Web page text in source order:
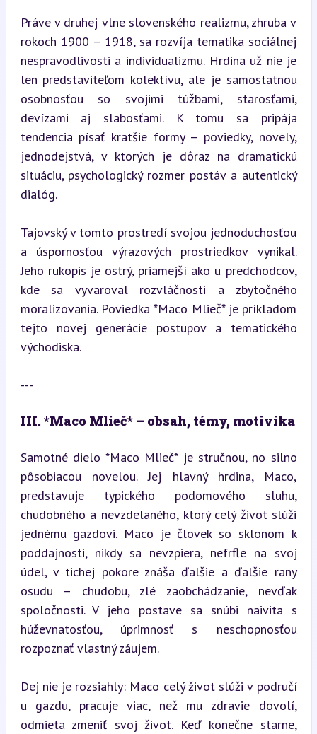
Práve v druhej vlne slovenského realizmu, zhruba v
rokoch 1900 – 1918, sa rozvíja tematika sociálnej
nespravodlivosti a individualizmu. Hrdina už nie je
len predstaviteľom kolektívu, ale je samostatnou
osobnosťou so svojimi túžbami, starosťami,
devízami aj slabosťami. K tomu sa pripája
tendencia písať kratšie formy – poviedky, novely,
jednodejstvá, v ktorých je dôraz na dramatickú
situáciu, psychologický rozmer postáv a autentický
dialóg.
Tajovský v tomto prostredí svojou jednoduchosťou
a úspornosťou výrazových prostriedkov vynikal.
Jeho rukopis je ostrý, priamejší ako u predchodcov,
kde sa vyvaroval rozvláčnosti a zbytočného
moralizovania. Poviedka *Maco Mlieč* je príkladom
tejto novej generácie postupov a tematického
východiska.
---
III. *Maco Mlieč* – obsah, témy, motivika
Samotné dielo *Maco Mlieč* je stručnou, no silno
pôsobiacou novelou. Jej hlavný hrdina, Maco,
predstavuje typického podomového sluhu,
chudobného a nevzdelaného, ktorý celý život slúži
jednému gazdovi. Maco je človek so sklonom k
poddajnosti, nikdy sa nevzpiera, nefrfle na svoj
údel, v tichej pokore znáša ďalšie a ďalšie rany
osudu – chudobu, zlé zaobchádzanie, nevďak
spoločnosti. V jeho postave sa snúbi naivita s
húževnatosťou, úprimnosť s neschopnosťou
rozpoznať vlastný záujem.
Dej nie je rozsiahly: Maco celý život slúži v područí
u gazdu, pracuje viac, než mu zdravie dovolí,
odmieta zmeniť svoj život. Keď konečne starne,